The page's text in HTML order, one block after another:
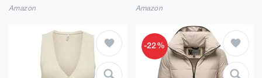
Amazon Amazon
-22%